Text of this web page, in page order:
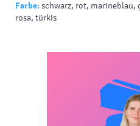
Farbe:schwarz, rot, marineblau,
rosa, türkis